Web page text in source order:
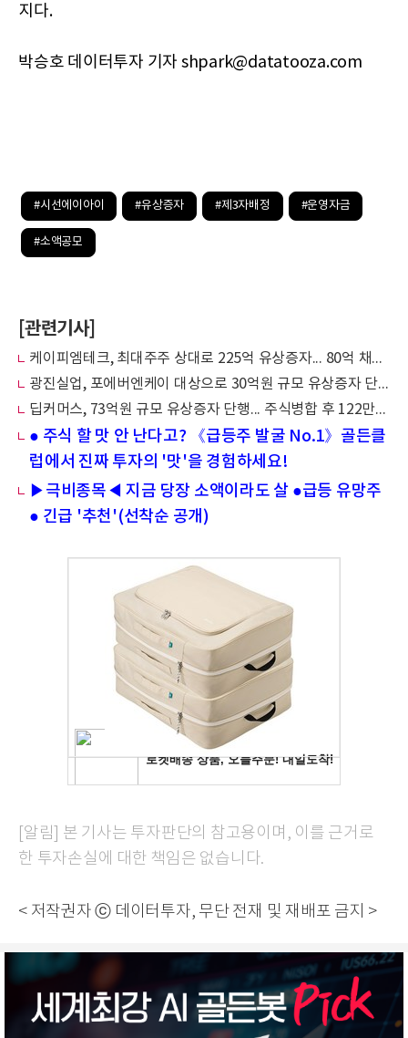
지다.
박승호 데이터투자 기자 shpark@datatooza.com
#시선에이아이 #유상증자 #제3자배정 #운영자금
#소액공모
[관련기사]
케이피엠테크, 최대주주 상대로 225억 유상증자... 80억 채무 상계 및 뉴온 주식 취득
광진실업, 포에버엔케이 대상으로 30억원 규모 유상증자 단행
딥커머스, 73억원 규모 유상증자 단행... 주식병합 후 122만주로 조정
● 주식 할 맛 안 난다고? 《급등주 발굴 No.1》골든클
럽에서 진짜 투자의 '맛'을 경험하세요!
▶극비종목◀ 지금 당장 소액이라도 살 ●급등 유망주
● 긴급 '추천'(선착순 공개)
[알림] 본 기사는 투자판단의 참고용이며, 이를 근거로
한 투자손실에 대한 책임은 없습니다.
< 저작권자 ⓒ 데이터투자, 무단 전재 및 재배포 금지 >